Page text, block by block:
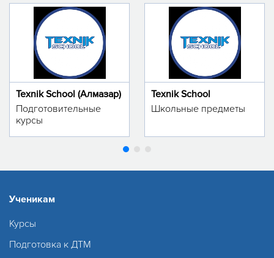
Texnik School (Алмазар)
Подготовительные
курсы
Texnik School
Школьные предметы
Ученикам
Курсы
Подготовка к ДТМ